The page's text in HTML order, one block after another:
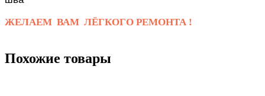
ЖЕЛАЕМ ВАМ ЛЁГКОГО РЕМОНТА !
Похожие товары